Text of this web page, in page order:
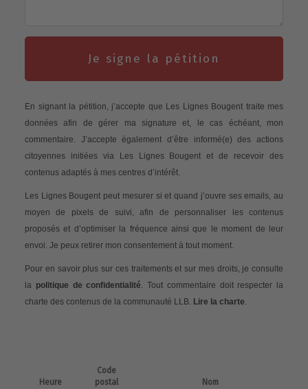
Je signe la pétition
En signant la pétition, j’accepte que Les Lignes Bougent traite mes
données afin de gérer ma signature et, le cas échéant, mon
commentaire. J’accepte également d’être informé(e) des actions
citoyennes initiées via Les Lignes Bougent et de recevoir des
contenus adaptés à mes centres d’intérêt.
Les Lignes Bougent peut mesurer si et quand j’ouvre ses emails, au
moyen de pixels de suivi, afin de personnaliser les contenus
proposés et d’optimiser la fréquence ainsi que le moment de leur
envoi. Je peux retirer mon consentement à tout moment.
Pour en savoir plus sur ces traitements et sur mes droits, je consulte
la politique de confidentialité. Tout commentaire doit respecter la
charte des contenus de la communauté LLB. Lire la charte.
Heure
Code
postal
Nom